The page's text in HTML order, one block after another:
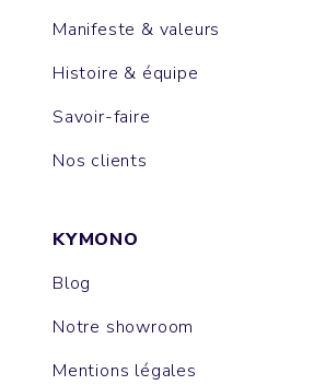
Manifeste & valeurs
Histoire & équipe
Savoir-faire
Nos clients
KYMONO
Blog
Notre showroom
Mentions légales